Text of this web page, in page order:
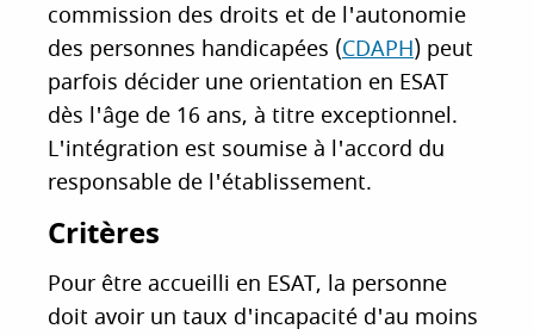
commission des droits et de l'autonomie
des personnes handicapées (CDAPH) peut
parfois décider une orientation en ESAT
dès l'âge de 16 ans, à titre exceptionnel.
L'intégration est soumise à l'accord du
responsable de l'établissement.
Critères
Pour être accueilli en ESAT, la personne
doit avoir un taux d'incapacité d'au moins